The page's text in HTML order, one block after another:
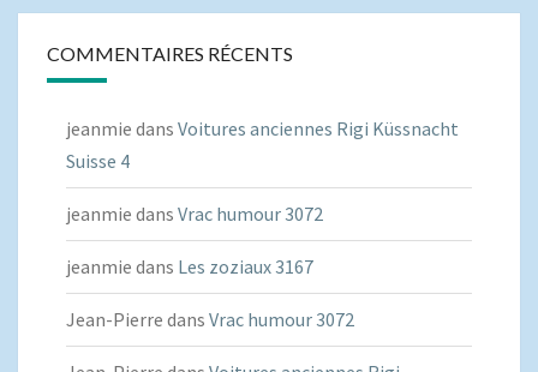
COMMENTAIRES RÉCENTS
jeanmie dans Voitures anciennes Rigi Küssnacht
Suisse 4
jeanmie dans Vrac humour 3072
jeanmie dans Les zoziaux 3167
Jean-Pierre dans Vrac humour 3072